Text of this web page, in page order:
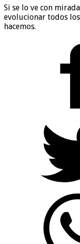
Si se lo ve con
evolucionar todos
hacemos.